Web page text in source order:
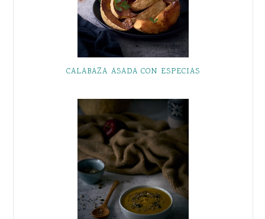
CALABAZA ASADA CON ESPECIAS